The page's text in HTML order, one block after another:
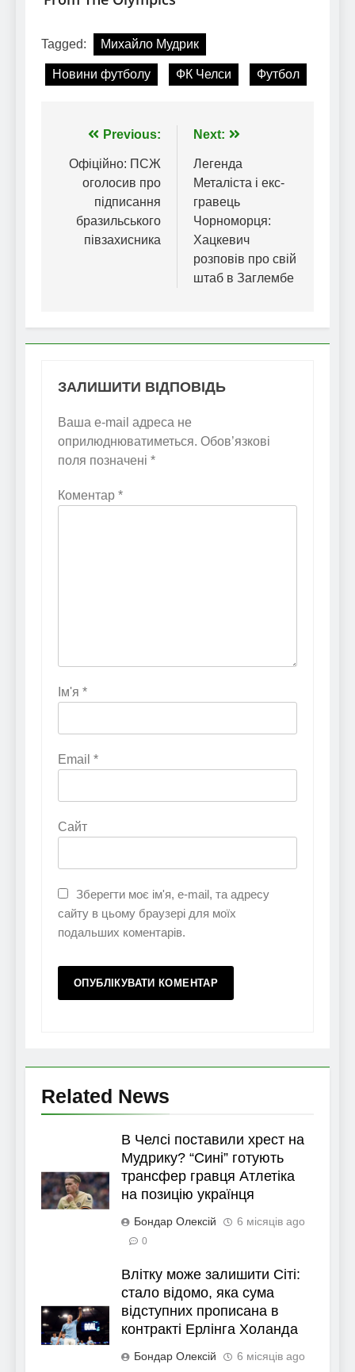
Tagged: Михайло Мудрик
Новини футболу ФК Челси Футбол
Навігація
записів
Previous:
Офіційно: ПСЖ
оголосив про
підписання
бразильського
півзахисника
Next:
Легенда
Металіста і екс-
гравець
Чорноморця:
Хацкевич
розповів про свій
штаб в Заглембе
ЗАЛИШИТИ ВІДПОВІДЬ
Ваша e-mail адреса не
оприлюднюватиметься. Обов’язкові
поля позначені *
Коментар *
Ім'я *
Email *
Сайт
Зберегти моє ім'я, e-mail, та адресу
сайту в цьому браузері для моїх
подальших коментарів.
Related News
В Челсі поставили хрест на
Мудрику? “Сині” готують
трансфер гравця Атлетіка
на позицію українця
Бондар Олексій 6 місяців ago
0
Влітку може залишити Сіті:
стало відомо, яка сума
відступних прописана в
контракті Ерлінга Холанда
Бондар Олексій 6 місяців ago